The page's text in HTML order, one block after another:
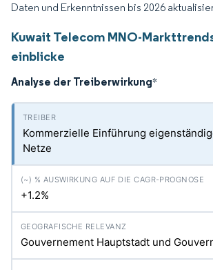
Daten und Erkenntnissen bis 2026
Kuwait Telecom MNO-
einblicke
Analyse der Treiberwirkung*
Kommerzielle Einführung
Netze
+1.2%
Gouvernement Hauptstadt und